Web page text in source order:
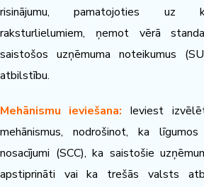
risinājumu, pamatojoties uz
raksturlielumiem, ņemot vērā
saistošos uzņēmuma noteikumus
atbilstību.
Mehānismu ieviešana: Ieviest
mehānismus, nodrošinot, ka
nosacījumi (SCC), ka saistošie
apstiprināti vai ka trešās valsts